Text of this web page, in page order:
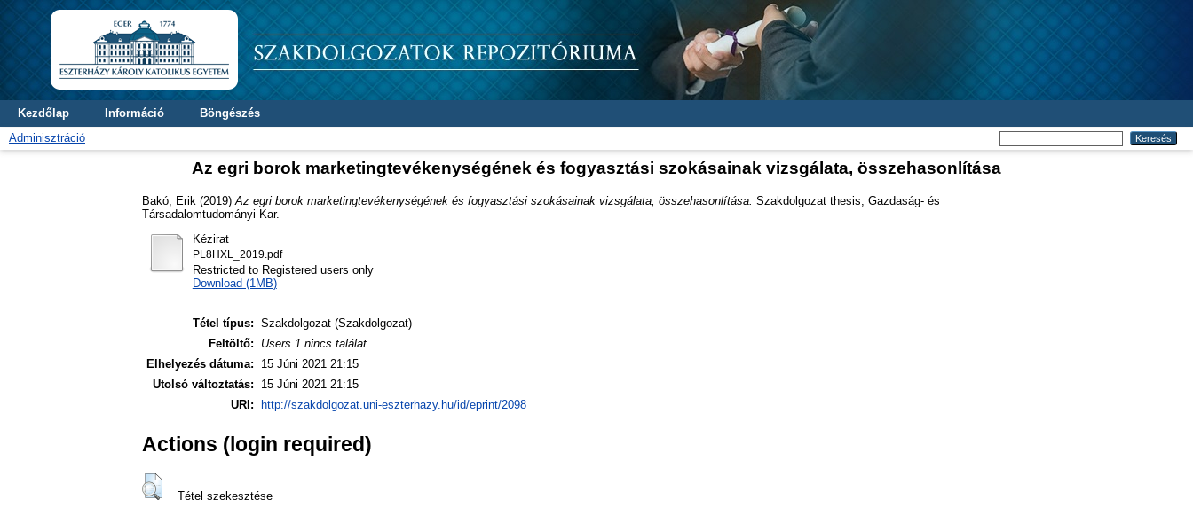
Kezdőlap Információ
Böngészés
Adminisztráció
Az egri borok marketingtevékenységének és fogyasztási szokásainak vizsgálata, összehasonlítása
Bakó, Erik (2019) Az egri borok marketingtevékenységének és fogyasztási szokásainak vizsgálata, összehasonlítása. Szakdolgozat thesis, Gazdaság- és
Társadalomtudományi Kar.
Kézirat
PL8HXL_2019.pdf
Restricted to Registered users only
Download (1MB)
Tétel típus: Szakdolgozat (Szakdolgozat)
Feltöltő:
Users 1 nincs találat.
Elhelyezés dátuma:
15 Júni 2021 21:15
Utolsó változtatás:
15 Júni 2021 21:15
URI:
http://szakdolgozat.uni-eszterhazy.hu/id/eprint/2098
Actions (login required)
Tétel szekesztése